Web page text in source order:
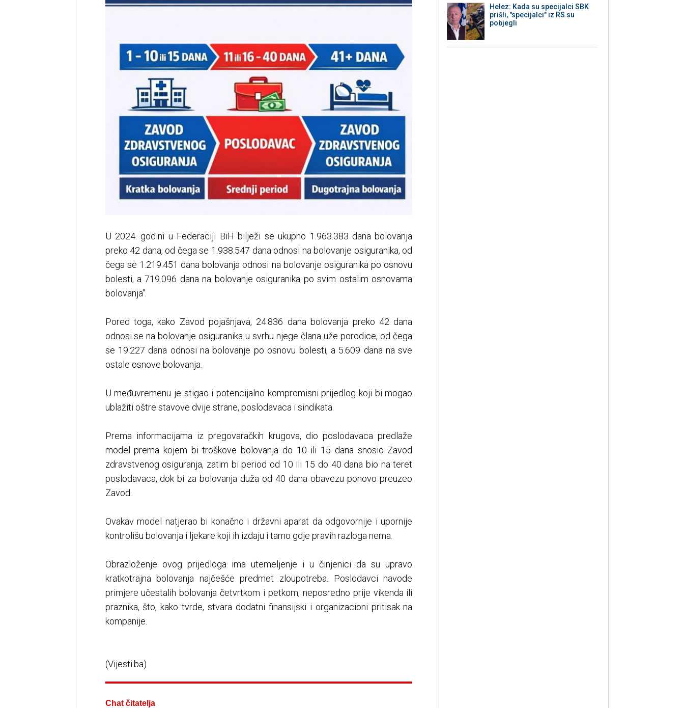
U 2024. godini u Federaciji BiH bilježi se ukupno 1.963.383 dana bolovanja
preko 42 dana, od čega se 1.938.547 dana odnosi na bolovanje osiguranika, od
čega se 1.219.451 dana bolovanja odnosi na bolovanje osiguranika po osnovu
bolesti, a 719.096 dana na bolovanje osiguranika po svim ostalim osnovama
bolovanja".
Pored toga, kako Zavod pojašnjava, 24.836 dana bolovanja preko 42 dana
odnosi se na bolovanje osiguranika u svrhu njege člana uže porodice, od čega
se 19.227 dana odnosi na bolovanje po osnovu bolesti, a 5.609 dana na sve
ostale osnove bolovanja.
U međuvremenu je stigao i potencijalno kompromisni prijedlog koji bi mogao
ublažiti oštre stavove dvije strane, poslodavaca i sindikata.
Prema informacijama iz pregovaračkih krugova, dio poslodavaca predlaže
model prema kojem bi troškove bolovanja do 10 ili 15 dana snosio Zavod
zdravstvenog osiguranja, zatim bi period od 10 ili 15 do 40 dana bio na teret
poslodavaca, dok bi za bolovanja duža od 40 dana obavezu ponovo preuzeo
Zavod.
Ovakav model natjerao bi konačno i državni aparat da odgovornije i upornije
kontrolišu bolovanja i ljekare koji ih izdaju i tamo gdje pravih razloga nema.
Obrazloženje ovog prijedloga ima utemeljenje i u činjenici da su upravo
kratkotrajna bolovanja najčešće predmet zloupotreba. Poslodavci navode
primjere učestalih bolovanja četvrtkom i petkom, neposredno prije vikenda ili
praznika, što, kako tvrde, stvara dodatni finansijski i organizacioni pritisak na
kompanije.
(Vijesti.ba)
Chat čitatelja
Helez: Kada su specijalci SBK
prišli, "specijalci" iz RS su
pobjegli